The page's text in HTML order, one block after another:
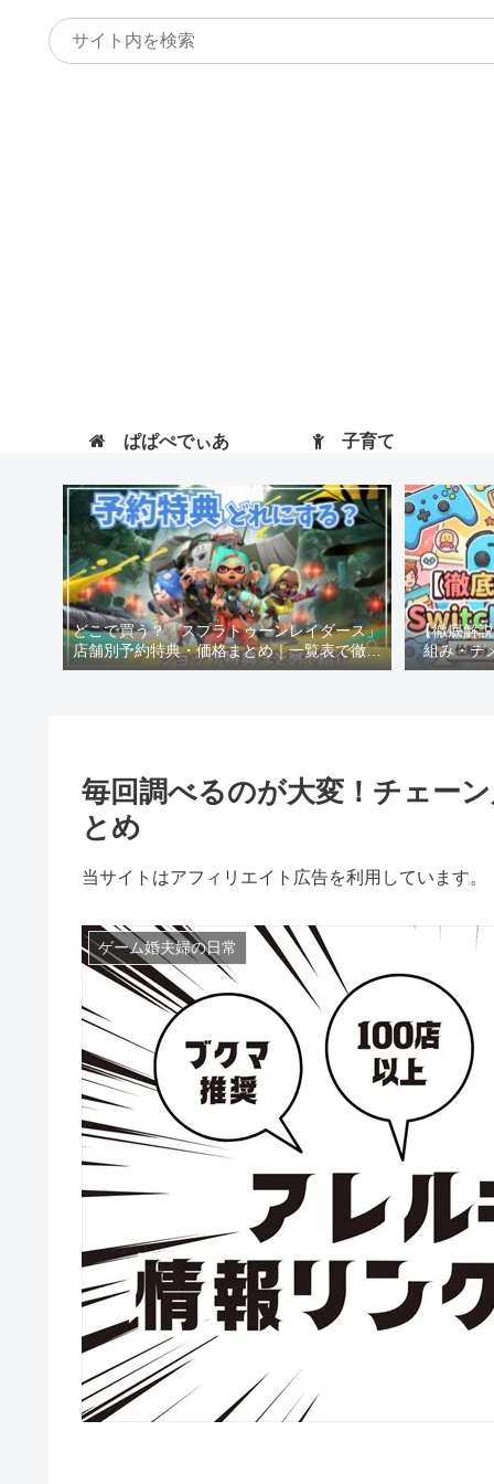
ぱぱぺでぃあ 子育て
どこで買う？「スプラトゥーンレイダース」
店舗別予約特典・価格まとめ｜一覧表で徹底
比較！
【徹底解
組み・デ
毎回調べるのが大変！チェー
とめ
当サイトはアフィリエイト広告を利用しています。
ゲーム婚夫婦の日常